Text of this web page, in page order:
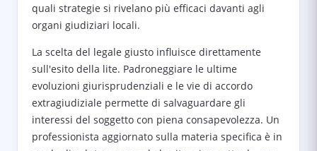
quali strategie si rivelano più efficaci davanti agli
organi giudiziari locali.
La scelta del legale giusto influisce direttamente
sull'esito della lite. Padroneggiare le ultime
evoluzioni giurisprudenziali e le vie di accordo
extragiudiziale permette di salvaguardare gli
interessi del soggetto con piena consapevolezza. Un
professionista aggiornato sulla materia specifica è in